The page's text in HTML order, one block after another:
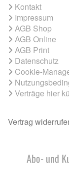
Kontakt
Impressum
AGB Shop
AGB Online
AGB Print
Datenschutz
Cookie-
Verträge hier
Vertrag
Abo- und